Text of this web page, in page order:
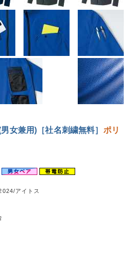
女兼用)［社名刺繍無料］ ポリ
アイトス